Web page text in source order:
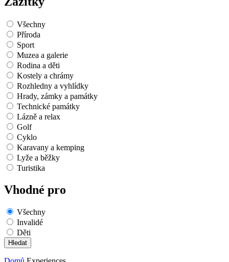
Všechny
Příroda
Sport
Muzea a galerie
Rodina a děti
Kostely a chrámy
Rozhledny a vyhlídky
Hrady, zámky a památky
Technické památky
Lázně a relax
Golf
Cyklo
Karavany a kemping
Lyže a běžky
Turistika
Vhodné pro
Všechny
Invalidé
Děti